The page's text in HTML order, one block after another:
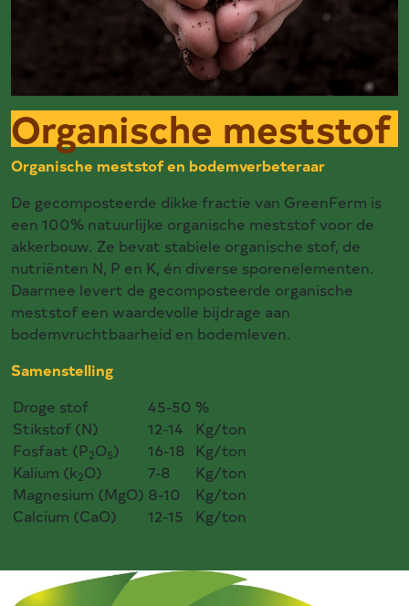
Organische meststof
Organische meststof en bodemverbeteraar
De gecomposteerde dikke fractie van GreenFerm is
een 100% natuurlijke organische meststof voor de
akkerbouw. Ze bevat stabiele organische stof, de
nutriënten N, P en K, én diverse sporenelementen.
Daarmee levert de gecomposteerde organische
meststof een waardevolle bijdrage aan
bodemvruchtbaarheid en bodemleven.
Samenstelling
Droge stof
45-50 %
Stikstof (N)
12-14
Kg/ton
Fosfaat (P2O5) 16-18 Kg/ton
Kalium (k2O) 7-8
Kg/ton
Magnesium (MgO) 8-10
Kg/ton
Calcium (CaO)
12-15 Kg/ton